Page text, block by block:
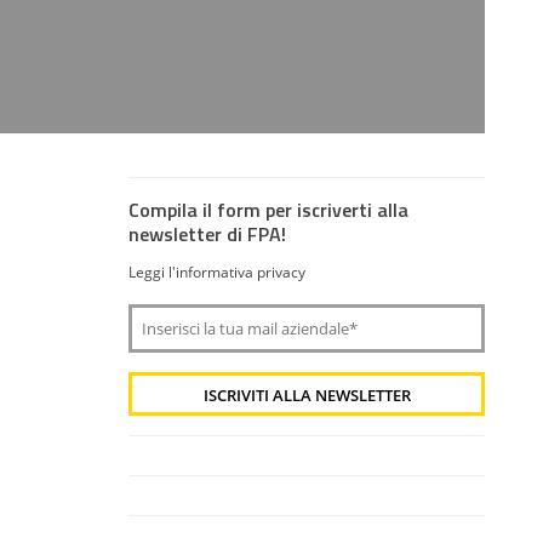
Compila il form per iscriverti alla
newsletter di FPA!
Leggi l'informativa privacy